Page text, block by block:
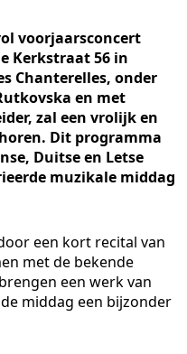
voorjaarsconcert
Kerkstraat 56 in
Chanterelles, onder
en met
zal een vrolijk en
Dit programma
Duitse en Letse
muzikale middag
een kort recital van
met de bekende
een werk van
middag een bijzonder